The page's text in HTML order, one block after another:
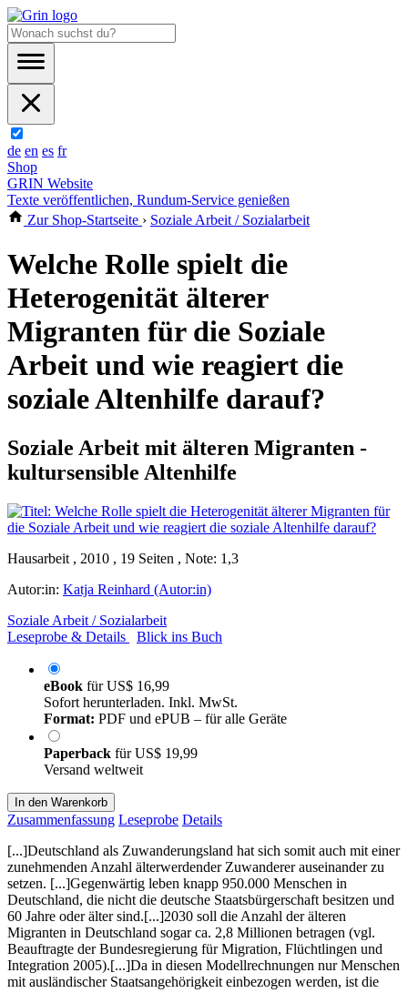
de en es fr
Shop
GRIN Website
Texte veröffentlichen, Rundum-Service genießen
Zur Shop-Startseite › Soziale Arbeit / Sozialarbeit
Welche Rolle spielt die
Heterogenität älterer
Migranten für die Soziale
Arbeit und wie reagiert die
soziale Altenhilfe darauf?
Soziale Arbeit mit älteren Migranten -
kultursensible Altenhilfe
Hausarbeit , 2010 , 19 Seiten , Note: 1,3
Autor:in: Katja Reinhard (Autor:in)
Soziale Arbeit / Sozialarbeit
Leseprobe & Details
Blick ins Buch
eBook fürUS$ 16,99
Sofort herunterladen. Inkl. MwSt.
Format: PDF und ePUB – für alle Geräte
Paperback fürUS$ 19,99
Versand weltweit
In den Warenkorb
Zusammenfassung Leseprobe Details
[...]Deutschland als Zuwanderungsland hat sich somit auch mit einer
zunehmenden Anzahl älterwerdender Zuwanderer auseinander zu
setzen. [...]Gegenwärtig leben knapp 950.000 Menschen in
Deutschland, die nicht die deutsche Staatsbürgerschaft besitzen und
60 Jahre oder älter sind.[...]2030 soll die Anzahl der älteren
Migranten in Deutschland sogar ca. 2,8 Millionen betragen (vgl.
Beauftragte der Bundesregierung für Migration, Flüchtlingen und
Integration 2005).[...]Da in diesen Modellrechnungen nur Menschen
mit ausländischer Staatsangehörigkeit einbezogen werden, ist die